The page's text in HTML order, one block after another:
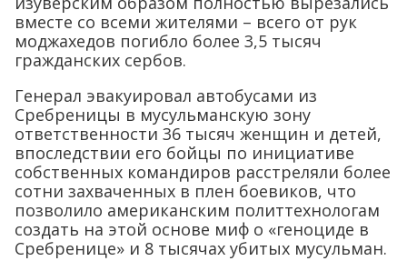
вместе со всеми жителями – всего от рук
моджахедов погибло более 3,5 тысяч
гражданских сербов.
Генерал эвакуировал автобусами из
Сребреницы в мусульманскую зону
ответственности 36 тысяч женщин и детей,
впоследствии его бойцы по инициативе
собственных командиров расстреляли более
сотни захваченных в плен боевиков, что
позволило американским политтехнологам
создать на этой основе миф о «геноциде в
Сребренице» и 8 тысячах убитых мусульман.